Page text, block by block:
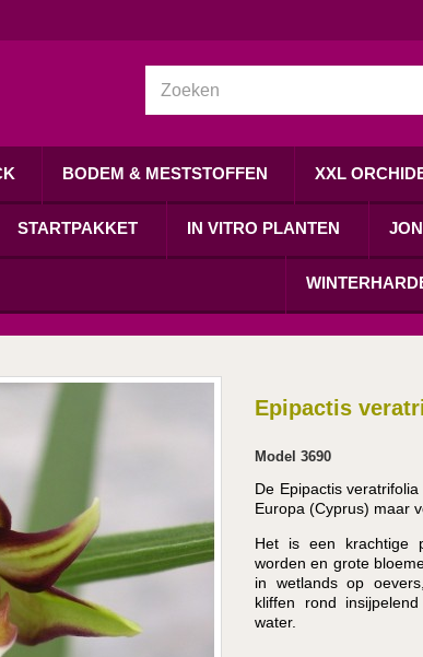
BODEM & MESTSTOFFEN XXL
STARTPAKKET IN VITRO PLANTEN
Epipactis
Model 3690
De Epipactis
Europa (Cyprus) maar
Het is een krachtige
worden en grote
in wetlands op
kliffen rond
water.